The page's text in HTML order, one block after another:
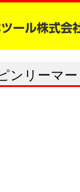
ンリーマー